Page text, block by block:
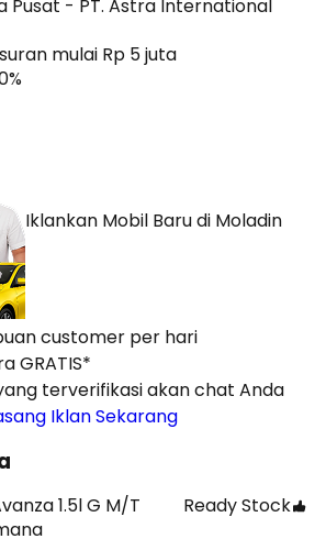
Pusat - PT. Astra International
mulai Rp 5 juta
Iklankan Mobil Barudi Moladin
customer per hari
GRATIS*
terverifikasi akan chat Anda
Iklan Sekarang
1.5l G M/T
Ready Stock